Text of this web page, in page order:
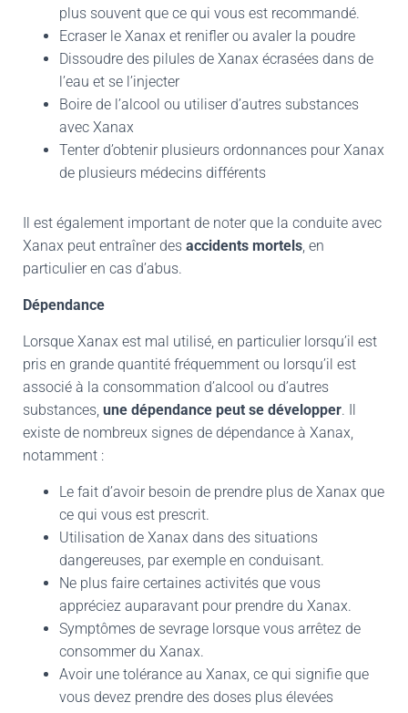
plus souvent que ce qui vous est recommandé.
Ecraser le Xanax et reniflerou avaler la poudre
Dissoudre des pilules de Xanax écrasées dans de
l’eau et se l’injecter
Boire de l’alcool ou utiliser d’autres substances
avec Xanax
Tenter d’obtenir plusieurs ordonnances pour Xanax
de plusieurs médecins différents
Il est également important de noter que la conduite avec
Xanax peut entraîner des accidents mortels, en
particulier en cas d’abus.
Dépendance
Lorsque Xanax est mal utilisé, en particulier lorsqu’il est
pris en grande quantité fréquemment ou lorsqu’il est
associé à la consommation d’alcool ou d’autres
substances, une dépendance peut se développer. Il
existe de nombreux signes de dépendance à Xanax,
notamment :
Le fait d’avoir besoin de prendre plus de Xanax que
ce qui vous est prescrit.
Utilisation de Xanax dans des situations
dangereuses, par exemple en conduisant.
Ne plus faire certaines activités que vous
appréciez auparavant pour prendre du Xanax.
Symptômes de sevrage lorsque vous arrêtez de
consommer du Xanax.
Avoir une tolérance au Xanax, ce qui signifie que
vous devez prendre des doses plus élevées